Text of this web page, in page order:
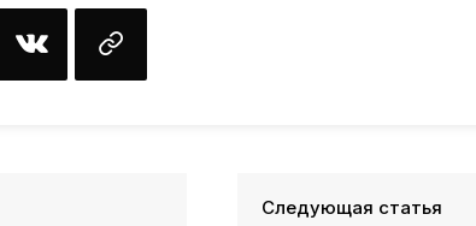
Следующая статья